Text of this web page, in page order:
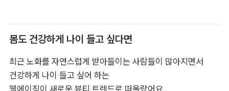
몸도 건강하게 나이 들고 싶다면
최근 노화를 자연스럽게 받아들이는 사람들이 많아지면서
건강하게 나이 들고 싶어 하는
웰에이징이 새로운 뷰티 트렌드로 떠올랐어요.